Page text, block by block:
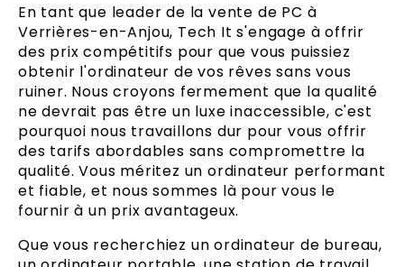
En tant que leader de la vente de PC à
Verrières-en-Anjou, Tech It s'engage à offrir
des prix compétitifs pour que vous puissiez
obtenir l'ordinateur de vos rêves sans vous
ruiner. Nous croyons fermement que la qualité
ne devrait pas être un luxe inaccessible, c'est
pourquoi nous travaillons dur pour vous offrir
des tarifs abordables sans compromettre la
qualité. Vous méritez un ordinateur performant
et fiable, et nous sommes là pour vous le
fournir à un prix avantageux.
Que vous recherchiez un ordinateur de bureau,